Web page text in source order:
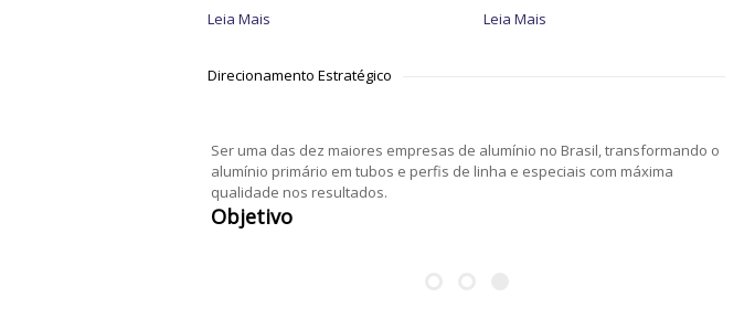
Leia Mais Leia Mais
Direcionamento Estratégico
Ser uma das dez maiores empresas de alumínio no Brasil, transformando o
alumínio primário em tubos e perfis de linha e especiais com máxima
qualidade nos resultados.
Objetivo